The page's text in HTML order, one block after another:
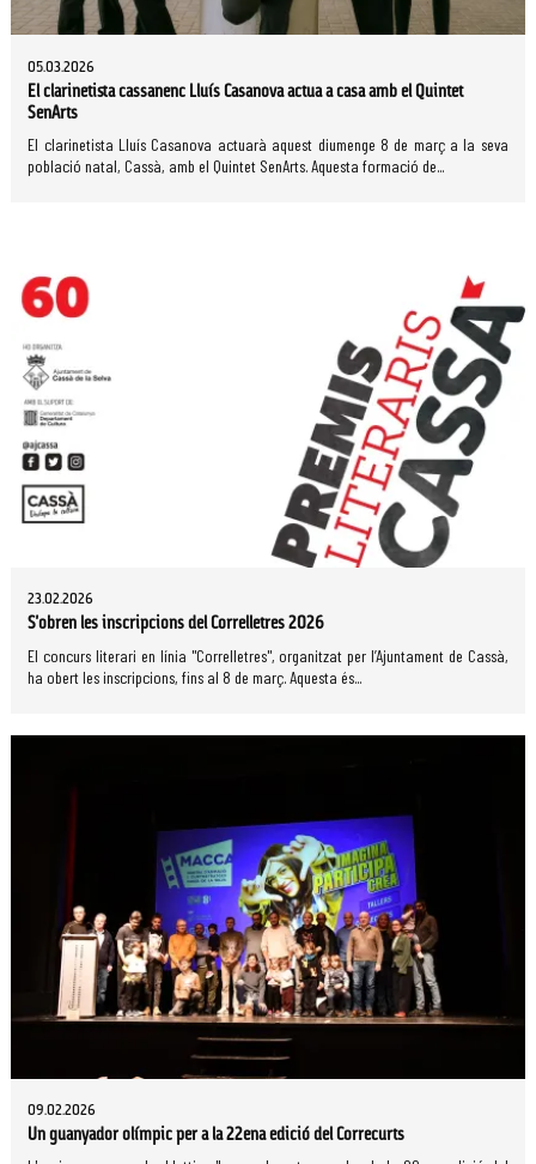
05.03.2026
El clarinetista cassanenc Lluís Casanova actua a casa amb el Quintet
SenArts
El clarinetista Lluís Casanova actuarà aquest diumenge 8 de març a la seva
població natal, Cassà, amb el Quintet SenArts. Aquesta formació de...
23.02.2026
S'obren les inscripcions del Correlletres 2026
El concurs literari en línia "Correlletres", organitzat per l’Ajuntament de Cassà,
ha obert les inscripcions, fins al 8 de març. Aquesta és...
09.02.2026
Un guanyador olímpic per a la 22ena edició del Correcurts